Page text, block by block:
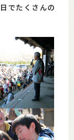
でたくさんの